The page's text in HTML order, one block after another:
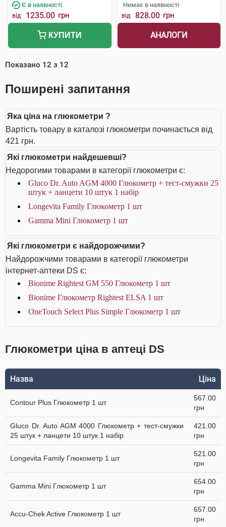
Є в наявності
від 1235.00 грн
КУПИТИ
Немає в наявності
від 828.00 грн
АНАЛОГИ
Показано 12 з 12
Поширені запитання
Яка ціна на глюкометри ?
Вартість товару в каталозі глюкометри починається від
421 грн.
Які глюкометри найдешевші?
Недорогими товарами в категорії глюкометри є:
Gluco Dr. Auto AGM 4000 Глюкометр + тест-смужки 25
штук + ланцети 10 штук 1 набір
Longevita Family Глюкометр 1 шт
Gamma Mini Глюкометр 1 шт
Які глюкометри є найдорожчими?
Найдорожчими товарами в категорії глюкометри
інтернет-аптеки DS є:
Bionime Rightest GM 550 Глюкометр 1 шт
Bionime Глюкометр Rightest ELSA 1 шт
OneTouch Select Plus Simple Глюкометр 1 шт
Глюкометри ціна в аптеці DS
Назва Ціна
Contour Plus Глюкометр 1 шт
567.00
грн
Gluco Dr. Auto AGM 4000 Глюкометр + тест-смужки
25 штук + ланцети 10 штук 1 набір
421.00
грн
Longevita Family Глюкометр 1 шт
521.00
грн
Gamma Mini Глюкометр 1 шт
654.00
грн
Accu-Chek Active Глюкометр 1 шт
657.00
грн